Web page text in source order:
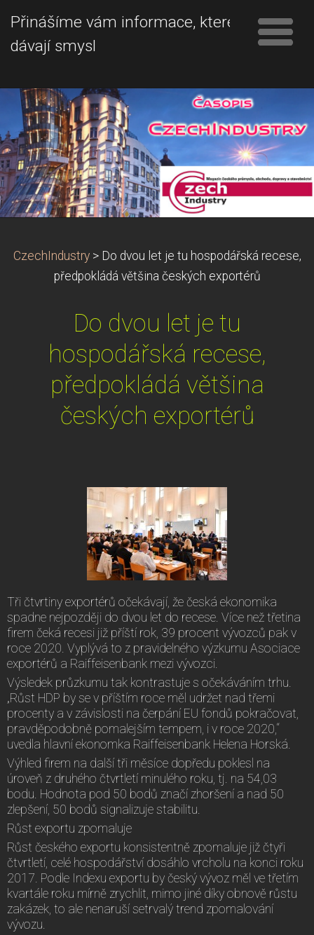
Přinášíme vám informace, které
dávají smysl
CzechIndustry > Do dvou let je tu hospodářská recese,
předpokládá většina českých exportérů
Do dvou let je tu
hospodářská recese,
předpokládá většina
českých exportérů
Tři čtvrtiny exportérů očekávají, že česká ekonomika
spadne nejpozději do dvou let do recese. Více než třetina
firem čeká recesi již příští rok, 39 procent vývozců pak v
roce 2020. Vyplývá to z pravidelného výzkumu Asociace
exportérů a Raiffeisenbank mezi vývozci.
Výsledek průzkumu tak kontrastuje s očekáváním trhu.
„Růst HDP by se v příštím roce měl udržet nad třemi
procenty a v závislosti na čerpání EU fondů pokračovat,
pravděpodobně pomalejším tempem, i v roce 2020,“
uvedla hlavní ekonomka Raiffeisenbank Helena Horská.
Výhled firem na další tři měsíce dopředu poklesl na
úroveň z druhého čtvrtletí minulého roku, tj. na 54,03
bodu. Hodnota pod 50 bodů značí zhoršení a nad 50
zlepšení, 50 bodů signalizuje stabilitu.
Růst exportu zpomaluje
Růst českého exportu konsistentně zpomaluje již čtyři
čtvrtletí, celé hospodářství dosáhlo vrcholu na konci roku
2017. Podle Indexu exportu by český vývoz měl ve třetím
kvartále roku mírně zrychlit, mimo jiné díky obnově růstu
zakázek, to ale nenaruší setrvalý trend zpomalování
vývozu.